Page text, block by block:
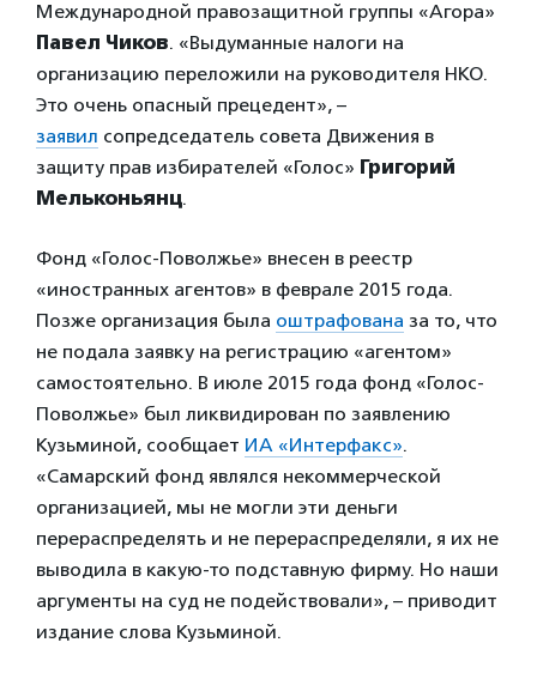
Международной правозащитной группы «Агора»
Павел Чиков. «Выдуманные налоги на
организацию переложили на руководителя НКО.
Это очень опасный прецедент», –
заявил сопредседатель совета Движения в
защиту прав избирателей «Голос» Григорий
Мельконьянц.
Фонд «Голос-Поволжье» внесен в реестр
«иностранных агентов» в феврале 2015 года.
Позже организация была оштрафована за то, что
не подала заявку на регистрацию «агентом»
самостоятельно. В июле 2015 года фонд «Голос-
Поволжье» был ликвидирован по заявлению
Кузьминой, сообщает ИА «Интерфакс».
«Самарский фонд являлся некоммерческой
организацией, мы не могли эти деньги
перераспределять и не перераспределяли, я их не
выводила в какую-то подставную фирму. Но наши
аргументы на суд не подействовали», – приводит
издание слова Кузьминой.